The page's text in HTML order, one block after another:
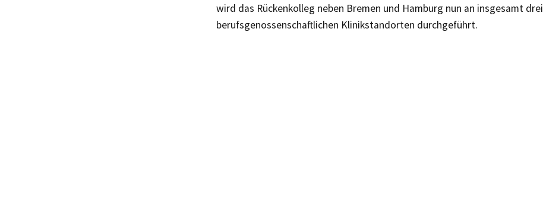
wird das Rückenkolleg neben Bremen und Hamburg nun an insgesamt drei
berufsgenossenschaftlichen Klinikstandorten durchgeführt.